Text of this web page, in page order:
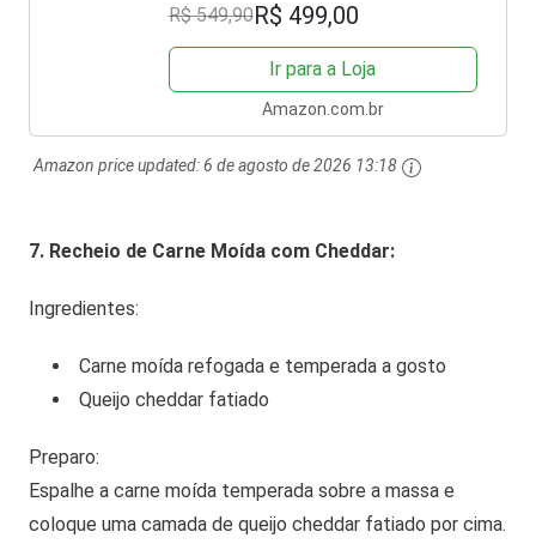
R$ 549,90R$ 499,00
Ir para a Loja
Amazon.com.br
Amazon price updated:6 de agosto de 2026 13:18
7. Recheio de Carne Moída com Cheddar:
Ingredientes:
Carne moída refogada e temperada a gosto
Queijo cheddar fatiado
Preparo:
Espalhe a carne moída temperada sobre a massa e
coloque uma camada de queijo cheddar fatiado por cima.